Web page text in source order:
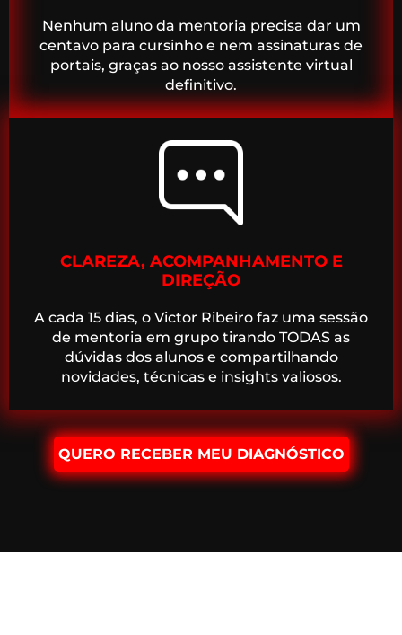
Nenhum aluno da mentoria precisa dar um
centavo para cursinho e nem assinaturas de
portais, graças ao nosso assistente virtual
definitivo.
CLAREZA, ACOMPANHAMENTO E
DIREÇÃO
A cada 15 dias, o Victor Ribeiro faz uma sessão
de mentoria em grupo tirando TODAS as
dúvidas dos alunos e compartilhando
novidades, técnicas e insights valiosos.
QUERO RECEBER MEU DIAGNÓSTICO